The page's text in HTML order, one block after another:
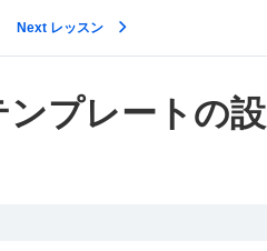
Next レッスン
プレートの設